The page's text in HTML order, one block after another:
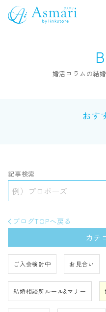
婚活コラムの結
おす
記事検索
ブログTOPへ戻る
カテ
ご入会検討中 お見合い
結婚相談所ルール&マナー